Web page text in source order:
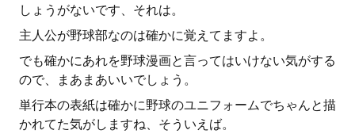
しょうがないです、それは。
主人公が野球部なのは確かに覚えてますよ。
でも確かにあれを野球漫画と言ってはいけない気がする
ので、まあまあいいでしょう。
単行本の表紙は確かに野球のユニフォームでちゃんと描
かれてた気がしますね、そういえば。